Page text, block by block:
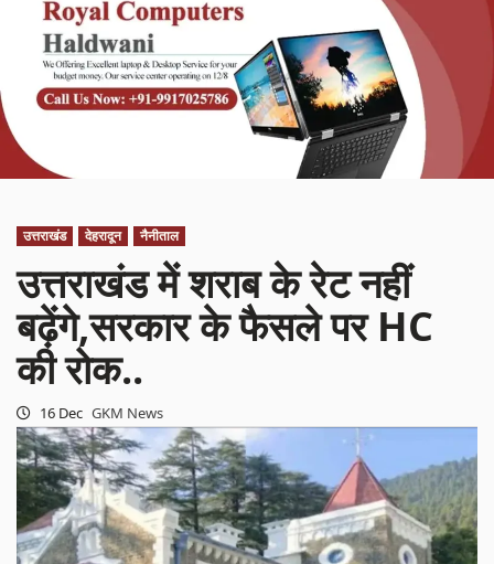
उत्तराखंड देहरादून नैनीताल
उत्तराखंड में शराब के रेट नहीं
बढ़ेंगे,सरकार के फैसले पर HC
की रोक..
16 Dec GKM News